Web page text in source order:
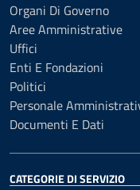
Organi Di Governo
Aree Amministrative
Uffici
Enti E Fondazioni
Politici
Personale
Documenti E Dati
CATEGORIE DI SERVIZIO